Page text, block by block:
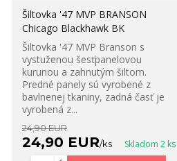
Šiltovka '47 MVP BRANSON
Chicago Blackhawk BK
Šiltovka '47 MVP Branson s
vystuženou šesťpanelovou
kurunou a zahnutým šiltom.
Predné panely sú vyrobené z
bavlnenej tkaniny, zadná časť je
vyrobená z...
24,90 EUR
24,90 EUR/ks Skladom 2 ks